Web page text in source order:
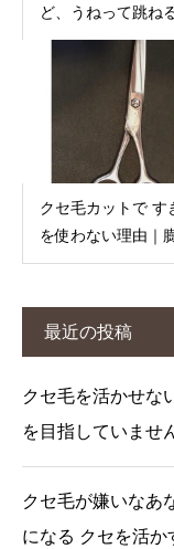
ど、うねって跳ね
クセ毛カットで す
を使わない理由｜
最近の投稿
クセ毛を活かせな
を目指していませ
クセ毛が嫌いなあ
になる クセを活か